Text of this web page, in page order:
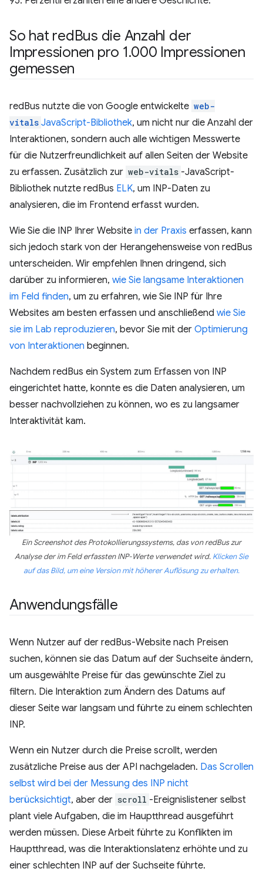
So hat redBus die Anzahl der
Impressionen pro 1.000 Impressionen
gemessen
redBus nutzte die von Google entwickelte web-
vitals JavaScript-Bibliothek, um nicht nur die Anzahl der
Interaktionen, sondern auch alle wichtigen Messwerte
für die Nutzerfreundlichkeit auf allen Seiten der Website
zu erfassen. Zusätzlich zur web-vitals -JavaScript-
Bibliothek nutzte redBus ELK, um INP-Daten zu
analysieren, die im Frontend erfasst wurden.
Wie Sie die INP Ihrer Website in der Praxis erfassen, kann
sich jedoch stark von der Herangehensweise von redBus
unterscheiden. Wir empfehlen Ihnen dringend, sich
darüber zu informieren, wie Sie langsame Interaktionen
im Feld finden, um zu erfahren, wie Sie INP für Ihre
Websites am besten erfassen und anschließend wie Sie
sie im Lab reproduzieren, bevor Sie mit der Optimierung
von Interaktionen beginnen.
Nachdem redBus ein System zum Erfassen von INP
eingerichtet hatte, konnte es die Daten analysieren, um
besser nachvollziehen zu können, wo es zu langsamer
Interaktivität kam.
Ein Screenshot des Protokollierungssystems, das von redBus zur
Analyse der im Feld erfassten INP-Werte verwendet wird. Klicken Sie
auf das Bild, um eine Version mit höherer Auflösung zu erhalten.
Anwendungsfälle
Wenn Nutzer auf der redBus-Website nach Preisen
suchen, können sie das Datum auf der Suchseite ändern,
um ausgewählte Preise für das gewünschte Ziel zu
filtern. Die Interaktion zum Ändern des Datums auf
dieser Seite war langsam und führte zu einem schlechten
INP.
Wenn ein Nutzer durch die Preise scrollt, werden
zusätzliche Preise aus der API nachgeladen. Das Scrollen
selbst wird bei der Messung des INP nicht
berücksichtigt, aber der scroll -Ereignislistener selbst
plant viele Aufgaben, die im Hauptthread ausgeführt
werden müssen. Diese Arbeit führte zu Konflikten im
Hauptthread, was die Interaktionslatenz erhöhte und zu
einer schlechten INP auf der Suchseite führte.